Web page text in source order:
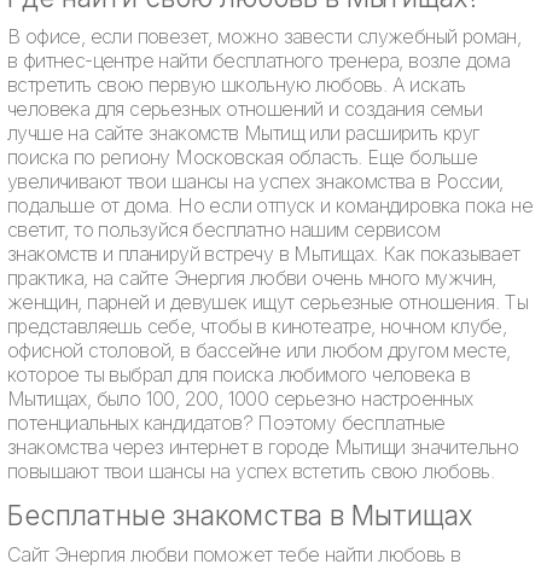
В офисе, если повезет, можно завести служебный роман,
в фитнес-центре найти бесплатного тренера, возле дома
встретить свою первую школьную любовь. А искать
человека для серьезных отношений и создания семьи
лучше на сайте знакомств Мытищ или расширить круг
поиска по региону Московская область. Еще больше
увеличивают твои шансы на успех знакомства в России,
подальше от дома. Но если отпуск и командировка пока не
светит, то пользуйся бесплатно нашим сервисом
знакомств и планируй встречу в Мытищах. Как показывает
практика, на сайте Энергия любви очень много мужчин,
женщин, парней и девушек ищут серьезные отношения. Ты
представляешь себе, чтобы в кинотеатре, ночном клубе,
офисной столовой, в бассейне или любом другом месте,
которое ты выбрал для поиска любимого человека в
Мытищах, было 100, 200, 1000 серьезно настроенных
потенциальных кандидатов? Поэтому бесплатные
знакомства через интернет в городе Мытищи значительно
повышают твои шансы на успех встетить свою любовь.
Бесплатные знакомства в Мытищах
Сайт Энергия любви поможет тебе найти любовь в